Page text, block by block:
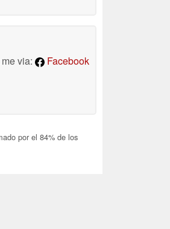
via:
Facebook
por el 84% de los